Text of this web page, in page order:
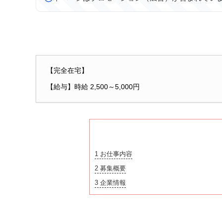
【完全在宅】
【給与】時給 2,500～5,000円
1 お仕事内容
2募集概要
3企業情報